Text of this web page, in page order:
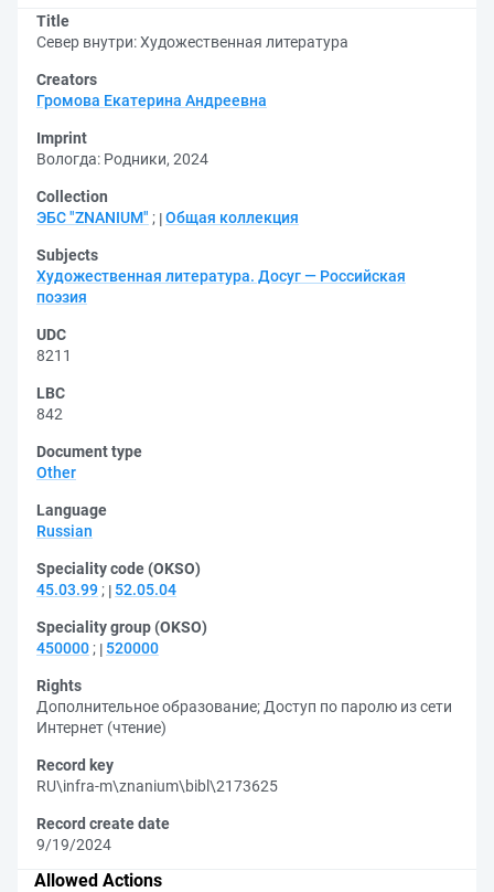
Title
Север внутри: Художественная литература
Creators
Громова Екатерина Андреевна
Imprint
Вологда: Родники, 2024
Collection
ЭБС "ZNANIUM" ; Общая коллекция
Subjects
Художественная литература. Досуг — Российская
поэзия
UDC
8211
LBC
842
Document type
Other
Language
Russian
Speciality code (OKSO)
45.03.99 ; 52.05.04
Speciality group (OKSO)
450000 ; 520000
Rights
Дополнительное образование; Доступ по паролю из сети
Интернет (чтение)
Record key
RU\infra-m\znanium\bibl\2173625
Record create date
9/19/2024
Allowed Actions